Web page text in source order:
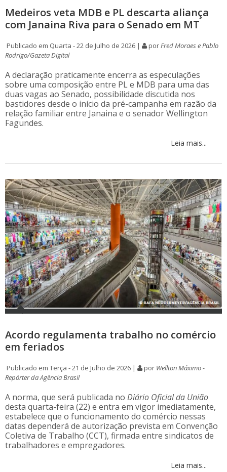
Medeiros veta MDB e PL descarta aliança
com Janaina Riva para o Senado em MT
Publicado em Quarta - 22 de Julho de 2026 | porFred Moraes e Pablo
Rodrigo/Gazeta Digital
A declaração praticamente encerra as especulações
sobre uma composição entre PL e MDB para uma das
duas vagas ao Senado, possibilidade discutida nos
bastidores desde o início da pré-campanha em razão da
relação familiar entre Janaina e o senador Wellington
Fagundes.
Leia mais...
Acordo regulamenta trabalho no comércio
em feriados
Publicado em Terça - 21 de Julho de 2026 | por Wellton Máximo -
Repórter da Agência Brasil
A norma, que será publicada no Diário Oficial da União
desta quarta-feira (22) e entra em vigor imediatamente,
estabelece que o funcionamento do comércio nessas
datas dependerá de autorização prevista em Convenção
Coletiva de Trabalho (CCT), firmada entre sindicatos de
trabalhadores e empregadores.
Leia mais...